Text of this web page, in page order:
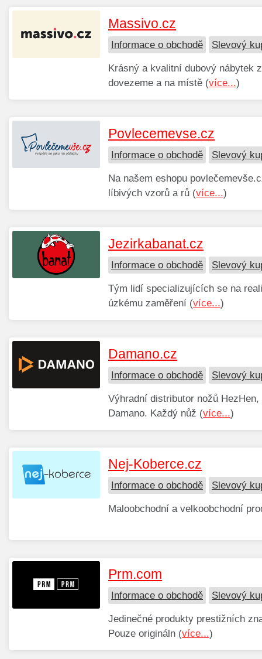
Massivo.cz
Informace o obchodě Slevový
Krásný a kvalitní dubový nábytek
dovezeme a na místě (více...)
Povlecemevse.cz
Informace o obchodě Slevový
Na našem eshopu
líbivých vzorů a rů (více...)
Jezirkabanat.cz
Informace o obchodě Slevový
Tým lidí specializujících se na
úzkému zaměření (více...)
Damano.cz
Informace o obchodě Slevový
Výhradní distributor nožů
Damano. Každý nůž (více...)
Nej-Koberce.cz
Informace o obchodě Slevový
Maloobchodní a velkoobchodní
Prm.com
Informace o obchodě Slevový
Jedinečné produkty prestižních
Pouze origináln (více...)